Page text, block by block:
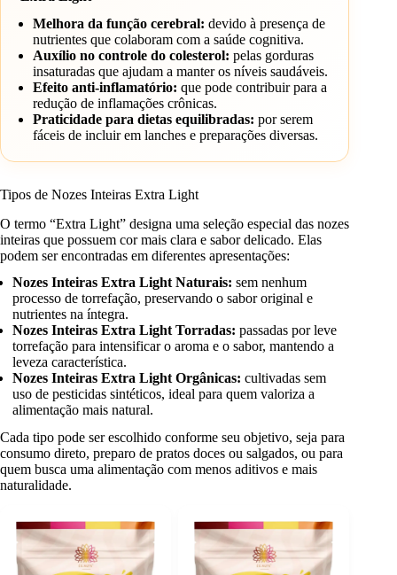
Melhora da função cerebral: devido à presença de
nutrientes que colaboram com a saúde cognitiva.
Auxílio no controle do colesterol: pelas gorduras
insaturadas que ajudam a manter os níveis saudáveis.
Efeito anti-inflamatório: que pode contribuir para a
redução de inflamações crônicas.
Praticidade para dietas equilibradas: por serem
fáceis de incluir em lanches e preparações diversas.
Tipos de Nozes Inteiras Extra Light
O termo “Extra Light” designa uma seleção especial das nozes
inteiras que possuem cor mais clara e sabor delicado. Elas
podem ser encontradas em diferentes apresentações:
Nozes Inteiras Extra Light Naturais: sem nenhum
processo de torrefação, preservando o sabor original e
nutrientes na íntegra.
Nozes Inteiras Extra Light Torradas: passadas por leve
torrefação para intensificar o aroma e o sabor, mantendo a
leveza característica.
Nozes Inteiras Extra Light Orgânicas: cultivadas sem
uso de pesticidas sintéticos, ideal para quem valoriza a
alimentação mais natural.
Cada tipo pode ser escolhido conforme seu objetivo, seja para
consumo direto, preparo de pratos doces ou salgados, ou para
quem busca uma alimentação com menos aditivos e mais
naturalidade.